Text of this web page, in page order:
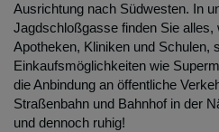
Ausrichtung nach Südwesten. In
Jagdschloßgasse finden Sie
Apotheken, Kliniken und Schulen,
Einkaufsmöglichkeiten wie
die Anbindung an öffentliche
Straßenbahn und Bahnhof in der
und dennoch ruhig!